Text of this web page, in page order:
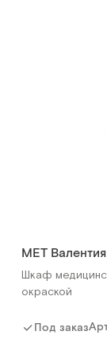
МЕТ
Шкаф
окраской
Под заказ